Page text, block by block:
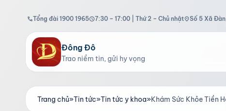
callTổng đài 1900 1965schedule7:30 – 17:00 | Thứ 2 – Chủ nhậtlocation_onSố 5 Xã
Đông Đô
Trao niềm tin, gửi hy vọng
Trang chủ»Tin tức»Tin tức y khoa»Khám Sức Khỏe Tiền